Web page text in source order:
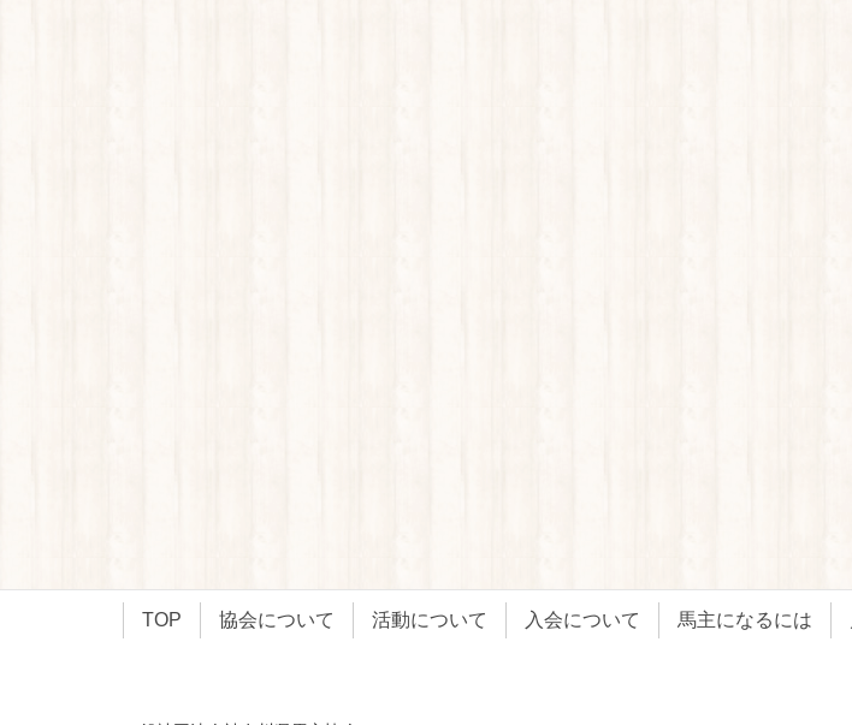
TOP 協会について 活動について 入会について 馬主になるには